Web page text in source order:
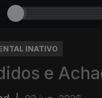
INATIVO
e